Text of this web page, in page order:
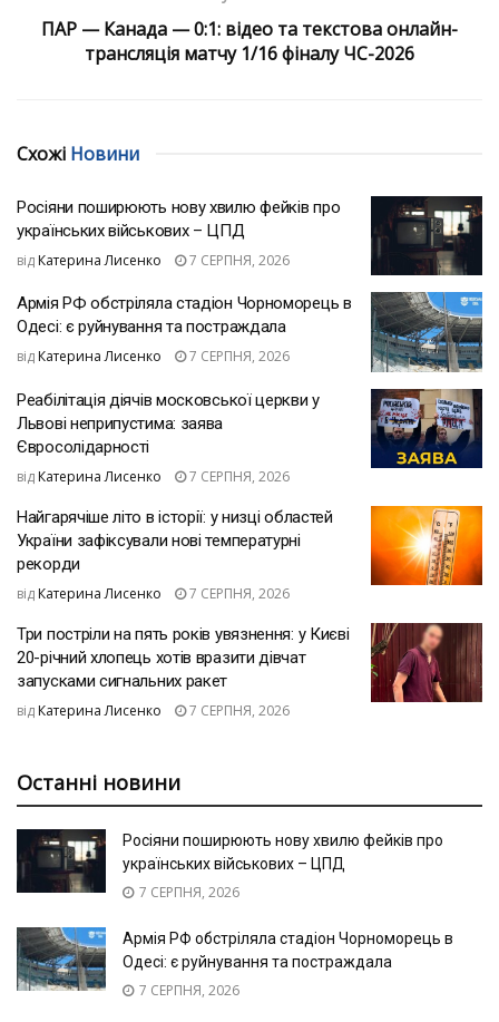
ПАР — Канада — 0:1: відео та текстова онлайн-
трансляція матчу 1/16 фіналу ЧС-2026
Схожі Новини
Росіяни поширюють нову хвилю фейків про
українських військових – ЦПД
від Катерина Лисенко 7 СЕРПНЯ, 2026
Армія РФ обстріляла стадіон Чорноморець в
Одесі: є руйнування та постраждала
від Катерина Лисенко 7 СЕРПНЯ, 2026
Реабілітація діячів московської церкви у
Львові неприпустима: заява
Євросолідарності
від Катерина Лисенко 7 СЕРПНЯ, 2026
Найгарячіше літо в історії: у низці областей
України зафіксували нові температурні
рекорди
від Катерина Лисенко 7 СЕРПНЯ, 2026
Три постріли на пять років увязнення: у Києві
20-річний хлопець хотів вразити дівчат
запусками сигнальних ракет
від Катерина Лисенко 7 СЕРПНЯ, 2026
Останні новини
Росіяни поширюють нову хвилю фейків про
українських військових – ЦПД
7 СЕРПНЯ, 2026
Армія РФ обстріляла стадіон Чорноморець в
Одесі: є руйнування та постраждала
7 СЕРПНЯ, 2026